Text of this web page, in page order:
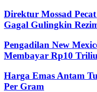
Direktur Mossad
Gagal Gulingkin
Pengadilan New
Membayar Rp10
Harga Emas Antam
Per Gram